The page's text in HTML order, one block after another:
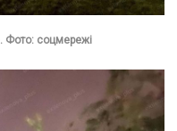
Фото: соцмережі